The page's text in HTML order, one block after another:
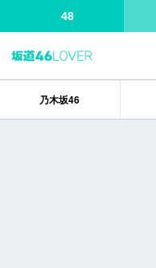
48
乃木坂46